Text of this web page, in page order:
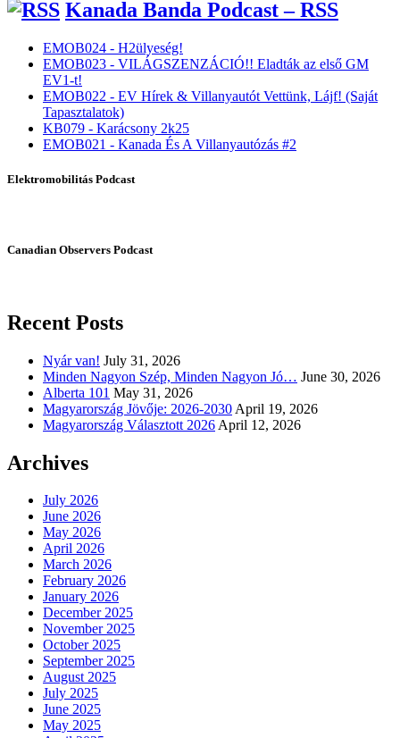
Kanada Banda Podcast – RSS
EMOB024 - H2ülyeség!
EMOB023 - VILÁGSZENZÁCIÓ!! Eladták az első GM
EV1-t!
EMOB022 - EV Hírek & Villanyautót Vettünk, Lájf! (Saját
Tapasztalatok)
KB079 - Karácsony 2k25
EMOB021 - Kanada És A Villanyautózás #2
Elektromobilitás Podcast
Canadian Observers Podcast
Recent Posts
Nyár van! July 31, 2026
Minden Nagyon Szép, Minden Nagyon Jó… June 30, 2026
Alberta 101 May 31, 2026
Magyarország Jövője: 2026-2030 April 19, 2026
Magyarország Választott 2026 April 12, 2026
Archives
July 2026
June 2026
May 2026
April 2026
March 2026
February 2026
January 2026
December 2025
November 2025
October 2025
September 2025
August 2025
July 2025
June 2025
May 2025